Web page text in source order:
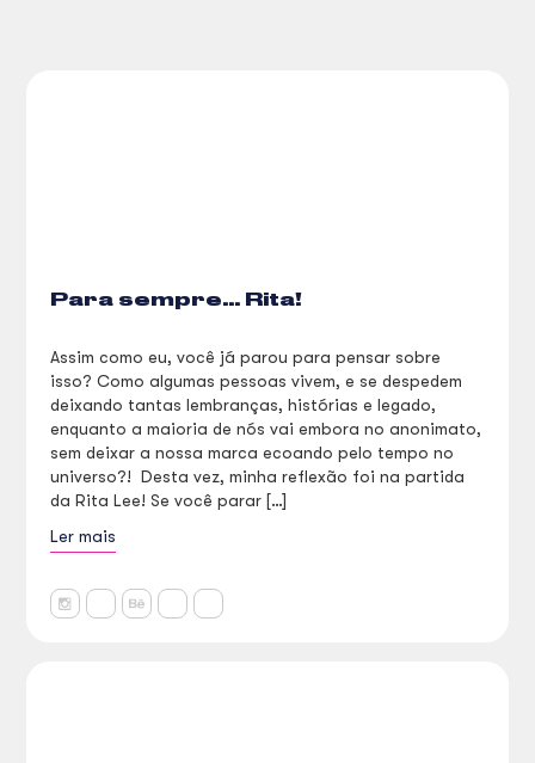
Para sempre… Rita!
Assim como eu, você já parou para pensar sobre
isso? Como algumas pessoas vivem, e se despedem
deixando tantas lembranças, histórias e legado,
enquanto a maioria de nós vai embora no anonimato,
sem deixar a nossa marca ecoando pelo tempo no
universo?! Desta vez, minha reflexão foi na partida
da Rita Lee! Se você parar […]
Ler mais